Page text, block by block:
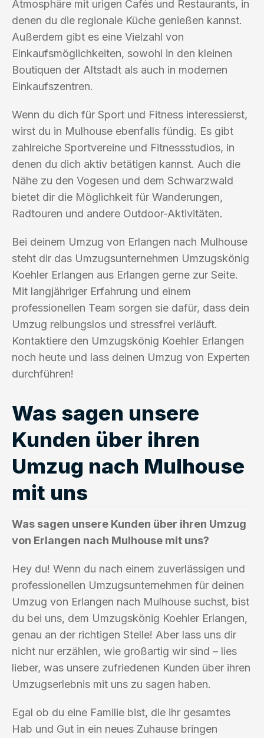
Atmosphäre mit urigen Cafés und Restaurants, in
denen du die regionale Küche genießen kannst.
Außerdem gibt es eine Vielzahl von
Einkaufsmöglichkeiten, sowohl in den kleinen
Boutiquen der Altstadt als auch in modernen
Einkaufszentren.
Wenn du dich für Sport und Fitness interessierst,
wirst du in Mulhouse ebenfalls fündig. Es gibt
zahlreiche Sportvereine und Fitnessstudios, in
denen du dich aktiv betätigen kannst. Auch die
Nähe zu den Vogesen und dem Schwarzwald
bietet dir die Möglichkeit für Wanderungen,
Radtouren und andere Outdoor-Aktivitäten.
Bei deinem Umzug von Erlangen nach Mulhouse
steht dir das Umzugsunternehmen Umzugskönig
Koehler Erlangen aus Erlangen gerne zur Seite.
Mit langjähriger Erfahrung und einem
professionellen Team sorgen sie dafür, dass dein
Umzug reibungslos und stressfrei verläuft.
Kontaktiere den Umzugskönig Koehler Erlangen
noch heute und lass deinen Umzug von Experten
durchführen!
Was sagen unsere
Kunden über ihren
Umzug nach Mulhouse
mit uns
Was sagen unsere Kunden über ihren Umzug
von Erlangen nach Mulhouse mit uns?
Hey du! Wenn du nach einem zuverlässigen und
professionellen Umzugsunternehmen für deinen
Umzug von Erlangen nach Mulhouse suchst, bist
du bei uns, dem Umzugskönig Koehler Erlangen,
genau an der richtigen Stelle! Aber lass uns dir
nicht nur erzählen, wie großartig wir sind – lies
lieber, was unsere zufriedenen Kunden über ihren
Umzugserlebnis mit uns zu sagen haben.
Egal ob du eine Familie bist, die ihr gesamtes
Hab und Gut in ein neues Zuhause bringen